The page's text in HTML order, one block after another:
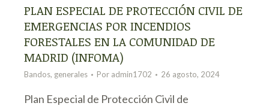
PLAN ESPECIAL DE PROTECCIÓN CIVIL DE
EMERGENCIAS POR INCENDIOS
FORESTALES EN LA COMUNIDAD DE
MADRID (INFOMA)
Bandos, generales Por admin1702 26 agosto, 2024
Plan Especial de Protección Civil de